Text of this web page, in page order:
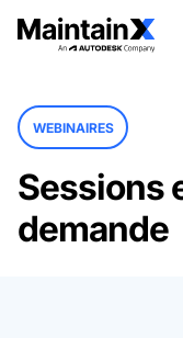
WEBINAIRES
Sessions
demande